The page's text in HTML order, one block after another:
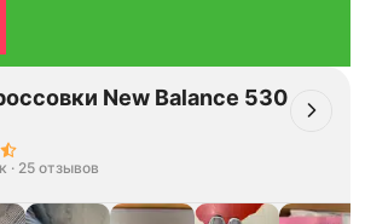
New Balance 530
· 25 отзывов